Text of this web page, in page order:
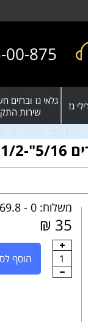
00-875
גז
גלאי גז וברזים
שירות
משלוח: 0 - 69.8 ₪
35 ₪
1 הוסף